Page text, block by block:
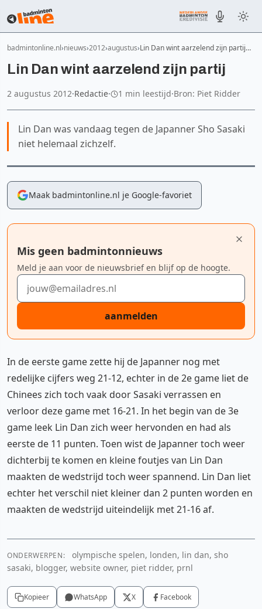
badmintonline.nl nieuws 2012 augustus Lin Dan wint aarzelend zijn partij…
Lin Dan wint aarzelend zijn partij
2 augustus 2012·Redactie· 1 min leestijd·Bron: Piet Ridder
Lin Dan was vandaag tegen de Japanner Sho Sasaki
niet helemaal zichzelf.
Maak badmintonline.nl je Google-favoriet
Mis geen badmintonnieuws
Meld je aan voor de nieuwsbrief en blijf op de hoogte.
E-mailadres
aanmelden
In de eerste game zette hij de Japanner nog met
redelijke cijfers weg 21-12, echter in de 2e game liet de
Chinees zich toch vaak door Sasaki verrassen en
verloor deze game met 16-21. In het begin van de 3e
game leek Lin Dan zich weer hervonden en had als
eerste de 11 punten. Toen wist de Japanner toch weer
dichterbij te komen en kleine foutjes van Lin Dan
maakten de wedstrijd toch weer spannend. Lin Dan liet
echter het verschil niet kleiner dan 2 punten worden en
maakten de wedstrijd uiteindelijk met 21-16 af.
ONDERWERPEN:
olympische spelen, londen, lin dan, sho
sasaki, blogger, website owner, piet ridder, prnl
Kopieer WhatsApp X Facebook